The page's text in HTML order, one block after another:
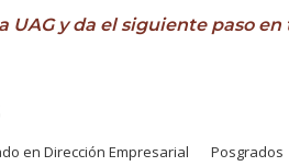
UAG y da el siguiente paso
en Dirección Empresarial Posgrados